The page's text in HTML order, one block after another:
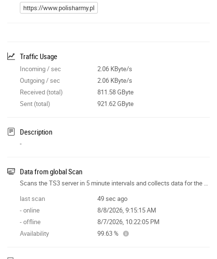
https://www.polisharmy.pl
Traffic Usage
Incoming / sec
2.06 KByte/s
Outgoing / sec
2.06 KByte/s
Received (total)
811.58 GByte
Sent (total)
921.62 GByte
Description
-
Data from global Scan
last scan
49 sec ago
- online
8/8/2026, 9:15:15 AM
- offline
8/7/2026, 10:22:05 PM
Availability
99.63 %